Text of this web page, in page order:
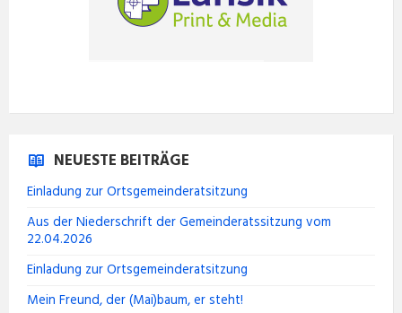
NEUESTE BEITRÄGE
Einladung zur Ortsgemeinderatsitzung
Aus der Niederschrift der Gemeinderatssitzung vom
22.04.2026
Einladung zur Ortsgemeinderatsitzung
Mein Freund, der (Mai)baum, er steht!